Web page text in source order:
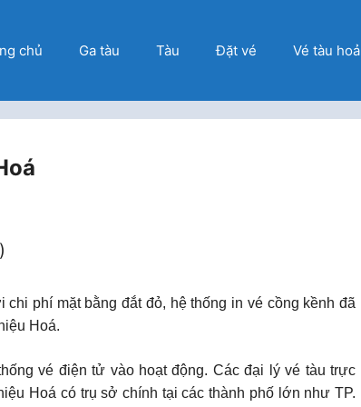
chủ Ga tàu Tàu Đặt vé Vé tàu hoả
chi phí mặt bằng đắt đỏ, hệ thống in vé cồng kềnh đã
Hoá.
vé điện tử vào hoạt động. Các đại lý vé tàu trực
Hoá có trụ sở chính tại các thành phố lớn như TP.